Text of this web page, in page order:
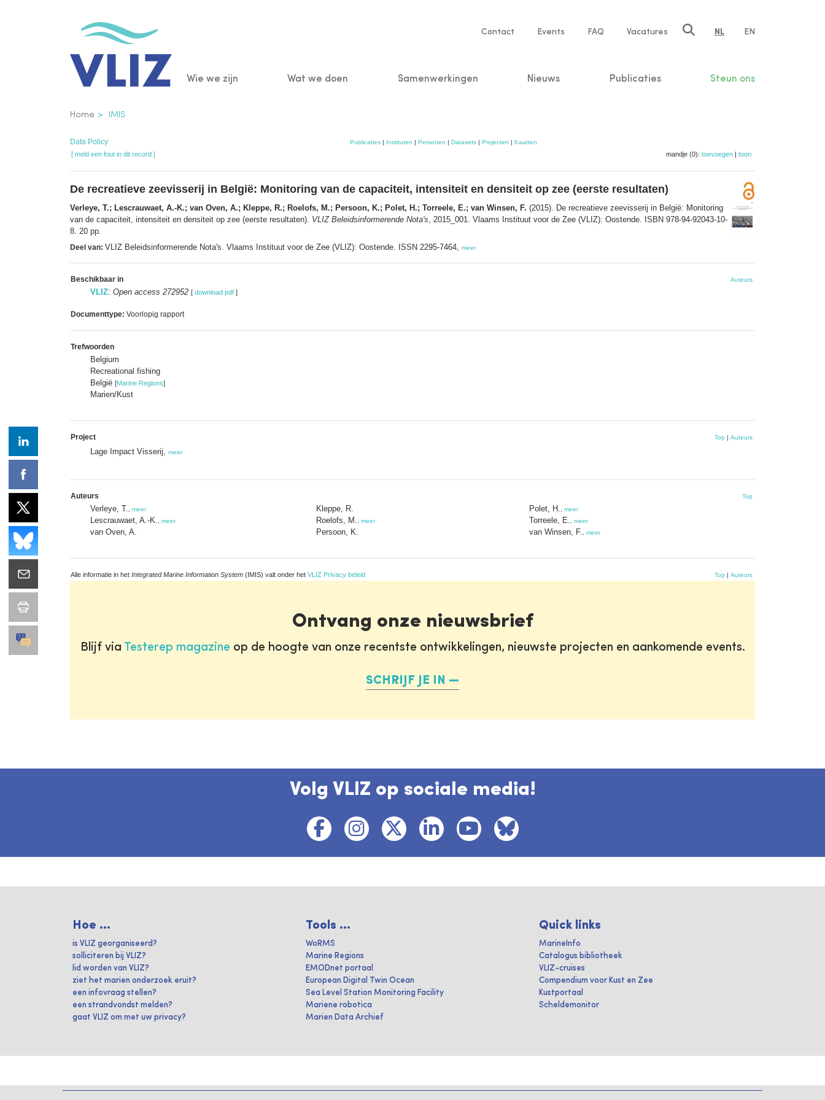
Service
Contact Events FAQ Vacatures NL EN
Main
Wie we zijn Wat we doen Samenwerkingen Nieuws Publicaties Steun ons
Kruimelpad
Home IMIS
Data Policy Publicaties| Instituten | Personen | Datasets| Projecten | Kaarten
[ meld een fout in dit record ] mandje (0): toevoegen | toon
De recreatieve zeevisserij in België: Monitoring van de capaciteit, intensiteit en densiteit op zee (eerste resultaten)
Verleye, T.; Lescrauwaet, A.-K.; van Oven, A.; Kleppe, R.; Roelofs, M.; Persoon, K.; Polet, H.; Torreele, E.; van Winsen, F. (2015). De recreatieve zeevisserij in België: Monitoring
van de capaciteit, intensiteit en densiteit op zee (eerste resultaten). VLIZ Beleidsinformerende Nota's , 2015_001. Vlaams Instituut voor de Zee (VLIZ): Oostende. ISBN 978-94-92043-10-
8. 20 pp.
Deel van: VLIZ Beleidsinformerende Nota's. Vlaams Instituut voor de Zee (VLIZ): Oostende. ISSN 2295-7464, meer
Beschikbaar in Auteurs
VLIZ: Open access 272952 [ download pdf ]
Documenttype: Voorlopig rapport
Trefwoorden
Belgium
Recreational fishing
België [Marine Regions]
Marien/Kust
Project Top | Auteurs
Lage Impact Visserij, meer
Auteurs Top
Verleye, T. meer
Lescrauwaet, A.-K. meer
van Oven, A.
Kleppe, R.
Roelofs, M.
meer
Persoon, K.
Polet, H. meer
Torreele, E. meer
van Winsen, F. meer
Alle informatie in het Integrated Marine Information System (IMIS) valt onder het VLIZ Privacy beleid Top | Auteurs
Ontvang onze nieuwsbrief
Blijf via Testerep magazine op de hoogte van onze recentste ontwikkelingen, nieuwste projecten en aankomende events.
SCHRIJF JE IN
Volg VLIZ op sociale media!
Hoe ...
is VLIZ georganiseerd?
solliciteren bij VLIZ?
lid worden van VLIZ?
ziet het marien onderzoek eruit?
een infovraag stellen?
een strandvondst melden?
gaat VLIZ om met uw privacy?
Tools ...
WoRMS
Marine Regions
EMODnet portaal
European Digital Twin Ocean
Sea Level Station Monitoring Facility
Mariene robotica
Marien Data Archief
Quick links
MarineInfo
Catalogus bibliotheek
VLIZ-cruises
Compendium voor Kust en Zee
Kustportaal
Scheldemonitor